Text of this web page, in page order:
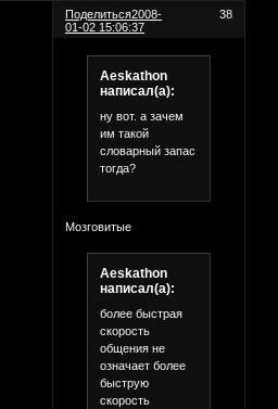
Поделиться 38
2008-
01-02 15:06:37
Aeskathon
написал(а):
ну вот. а зачем
им такой
словарный запас
тогда?
Мозговитые
Aeskathon
написал(а):
более быстрая
скорость
общения не
означает более
быструю
скорость